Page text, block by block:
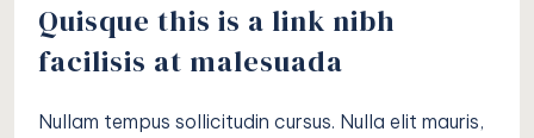
Quisque this is a link nibh
facilisis at malesuada
Nullam tempus sollicitudin cursus. Nulla elit mauris,